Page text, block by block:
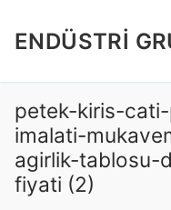
atlaENDÜSTRI
petek-kiris-
imalati-
agirlik-tablosu-
fiyati (2)